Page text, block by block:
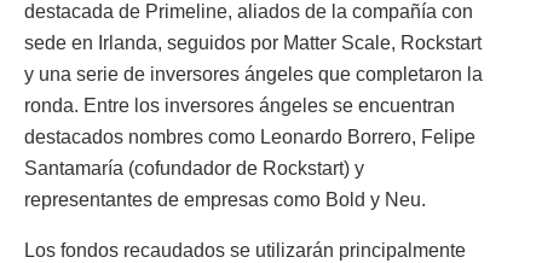
destacada de Primeline, aliados de la compañía con
sede en Irlanda, seguidos por Matter Scale, Rockstart
y una serie de inversores ángeles que completaron la
ronda. Entre los inversores ángeles se encuentran
destacados nombres como Leonardo Borrero, Felipe
Santamaría (cofundador de Rockstart) y
representantes de empresas como Bold y Neu.
Los fondos recaudados se utilizarán principalmente